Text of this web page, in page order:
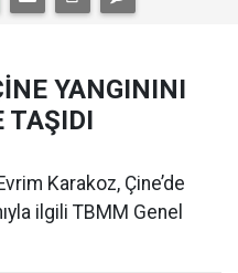
YANGININI
TAŞIDI
Karakoz, Çine’de
ilgili TBMM Genel